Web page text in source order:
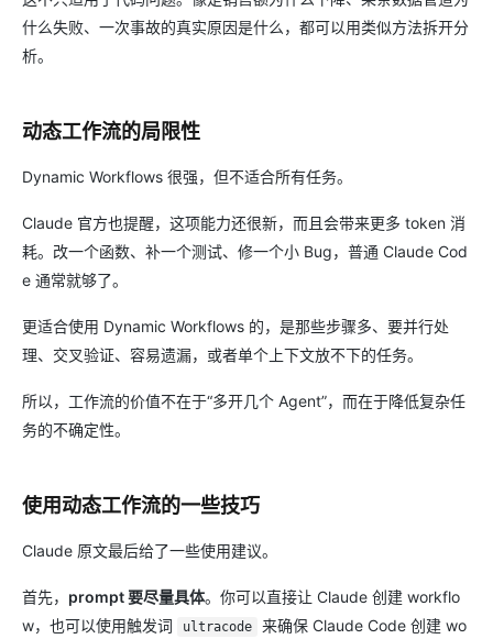
什么失败、一次事故的真实原因是什么，都可以用类似方法拆开分
析。
动态工作流的局限性
Dynamic Workflows 很强，但不适合所有任务。
Claude 官方也提醒，这项能力还很新，而且会带来更多 token 消
耗。改一个函数、补一个测试、修一个小 Bug，普通 Claude Cod
e 通常就够了。
更适合使用 Dynamic Workflows 的，是那些步骤多、要并行处
理、交叉验证、容易遗漏，或者单个上下文放不下的任务。
所以，工作流的价值不在于“多开几个 Agent”，而在于降低复杂任
务的不确定性。
使用动态工作流的一些技巧
Claude 原文最后给了一些使用建议。
首先， prompt 要尽量具体。你可以直接让 Claude 创建 workflo
w，也可以使用触发词
ultracode
来确保 Claude Code 创建 wo